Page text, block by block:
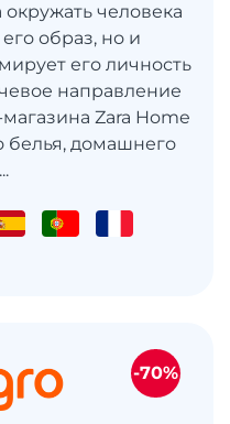
человека
образ, но и
его личность
направление
Zara Home
белья, домашнего
-70%